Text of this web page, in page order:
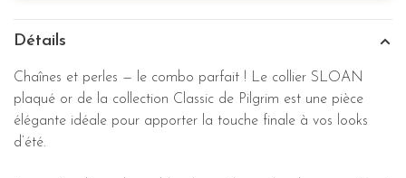
Détails
Chaînes et perles — le combo parfait ! Le collier SLOAN
plaqué or de la collection Classic de Pilgrim est une pièce
élégante idéale pour apporter la touche finale à vos looks
d’été.